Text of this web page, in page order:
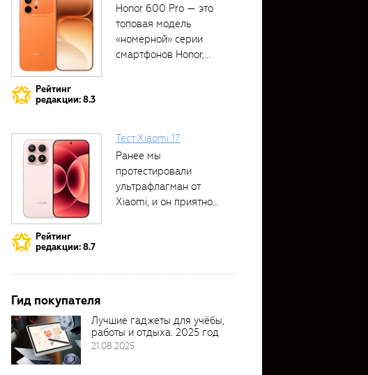
Рейтинг
редакции: 8.3
Honor 600 Pro — это
топовая модель
«номерной» серии
смартфонов Honor,...
Рейтинг
редакции: 8.7
Тест Xiaomi 17
Ранее мы
протестировали
ультрафлагман от
Xiaomi, и он приятно
Гид покупателя
Лучшие гаджеты для учёбы,
работы и отдыха. 2025 год
21.08.2025